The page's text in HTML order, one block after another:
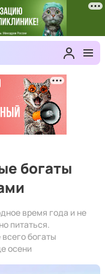
богаты
время года и не
питаться.
богаты
осени